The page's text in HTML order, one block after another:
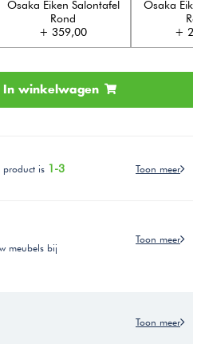
Osaka Eiken Salontafel
Rond
+ 359,00
Osaka
+
In winkelwagen
product is 1-3
Toon meer
meubels bij
Toon meer
Toon meer